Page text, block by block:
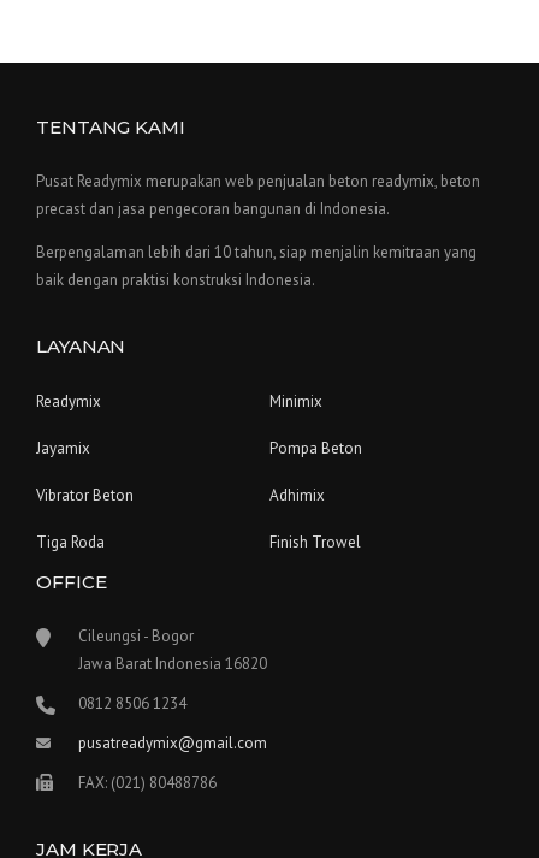
TENTANG KAMI
Pusat Readymix merupakan web penjualan beton readymix, beton
precast dan jasa pengecoran bangunan di Indonesia.
Berpengalaman lebih dari 10 tahun, siap menjalin kemitraan yang
baik dengan praktisi konstruksi Indonesia.
LAYANAN
Readymix Minimix
Jayamix Pompa Beton
Vibrator Beton Adhimix
Tiga Roda Finish Trowel
OFFICE
Cileungsi - Bogor
Jawa Barat Indonesia 16820
0812 8506 1234
pusatreadymix@gmail.com
FAX: (021) 80488786
JAM KERJA